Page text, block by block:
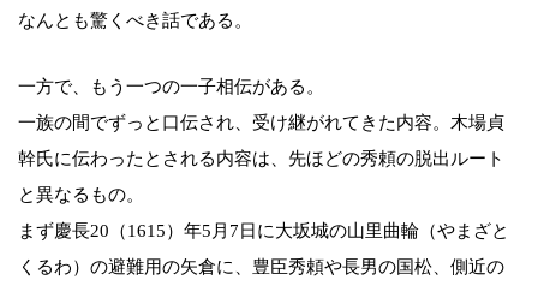
なんとも驚くべき話である。
一方で、もう一つの一子相伝がある。
一族の間でずっと口伝され、受け継がれてきた内容。木場貞
幹氏に伝わったとされる内容は、先ほどの秀頼の脱出ルート
と異なるもの。
まず慶長20（1615）年5月7日に大坂城の山里曲輪（やまざと
くるわ）の避難用の矢倉に、豊臣秀頼や長男の国松、側近の